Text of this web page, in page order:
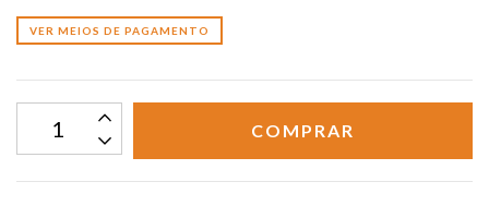
VER MEIOS DE PAGAMENTO